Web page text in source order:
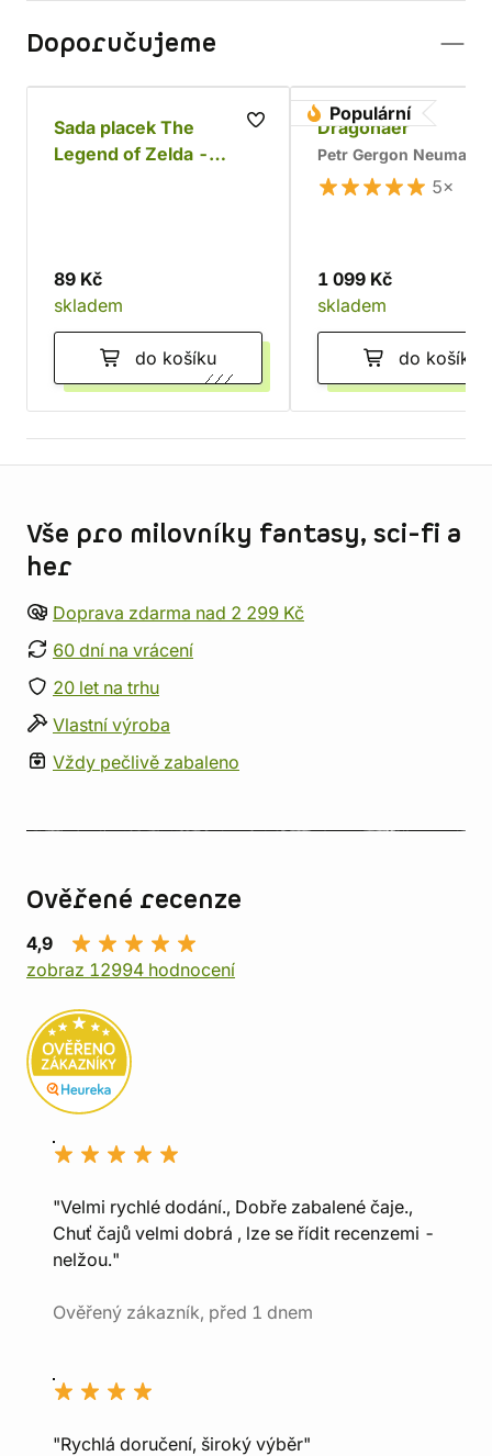
Doporučujeme
Sada placek The
Legend of Zelda -
89 Kč
skladem
do košíku
Populární
Dragonaer
Petr Gergon Neumann
5×
1 099 Kč
skladem
do košíku
Vše pro milovníky fantasy, sci-fi a
her
Doprava zdarma nad 2 299 Kč
60 dní na vrácení
20 let na trhu
Vlastní výroba
Vždy pečlivě zabaleno
Ověřené recenze
4,9
zobraz 12994 hodnocení
"Velmi rychlé dodání., Dobře zabalené čaje.,
Chuť čajů velmi dobrá , lze se řídit recenzemi -
nelžou."
Ověřený zákazník, před 1 dnem
"Rychlá doručení, široký výběr"